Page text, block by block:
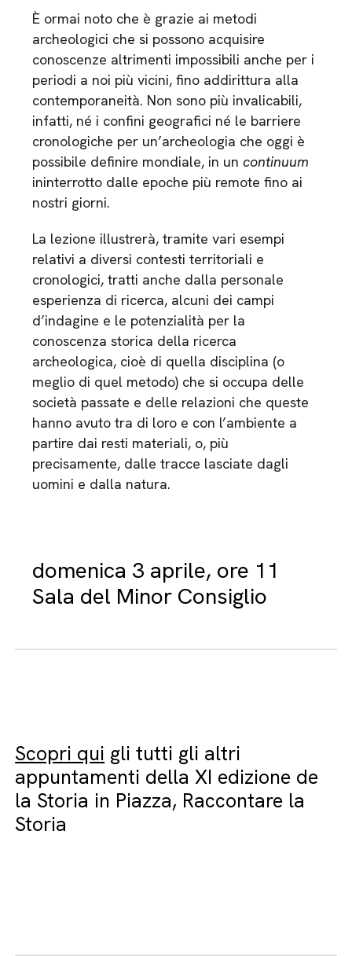
È ormai noto che è grazie ai metodi
archeologici che si possono acquisire
conoscenze altrimenti impossibili anche per i
periodi a noi più vicini, fino addirittura alla
contemporaneità. Non sono più invalicabili,
infatti, né i confini geografici né le barriere
cronologiche per un’archeologia che oggi è
possibile definire mondiale, in uncontinuum
ininterrotto dalle epoche più remote fino ai
nostri giorni.
La lezione illustrerà, tramite vari esempi
relativi a diversi contesti territoriali e
cronologici, tratti anche dalla personale
esperienza di ricerca, alcuni dei campi
d’indagine e le potenzialità per la
conoscenza storica della ricerca
archeologica, cioè di quella disciplina (o
meglio di quel metodo) che si occupa delle
società passate e delle relazioni che queste
hanno avuto tra di loro e con l’ambiente a
partire dai resti materiali, o, più
precisamente, dalle tracce lasciate dagli
uomini e dalla natura.
domenica 3 aprile, ore 11
Sala del Minor Consiglio
Scopri qui gli tutti gli altri
appuntamenti della XI edizione de
la Storia in Piazza, Raccontare la
Storia